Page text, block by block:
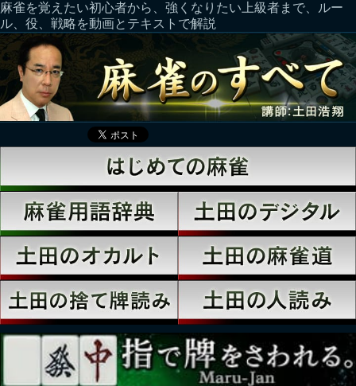
麻雀を覚えたい初心者から、強くなりたい上級者まで、ルー
ル、役、戦略を動画とテキストで解説